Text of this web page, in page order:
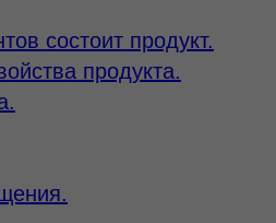
состоит продукт.
продукта.